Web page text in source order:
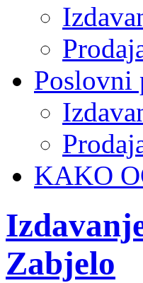
Poslovni
KAKO
Zabjelo